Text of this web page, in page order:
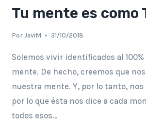
Tu mente es
Por JaviM 31/10/2018
Solemos vivir identificados al
mente. De hecho, creemos que
nuestra mente. Y, por lo tanto,
por lo que ésta nos dice a cada
todos esos…